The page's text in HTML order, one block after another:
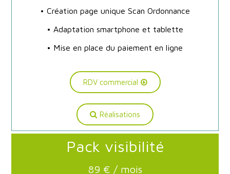
• Création page unique Scan Ordonnance
• Adaptation smartphone et tablette
• Mise en place du paiement en ligne
RDV commercial
Réalisations
Pack visibilité
89 € / mois